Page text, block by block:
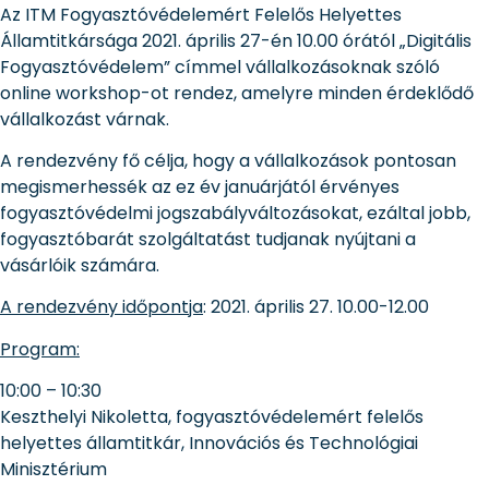
Az ITM Fogyasztóvédelemért Felelős Helyettes
Államtitkársága 2021. április 27-én 10.00 órától „Digitális
Fogyasztóvédelem” címmel vállalkozásoknak szóló
online workshop-ot rendez, amelyre minden érdeklődő
vállalkozást várnak.
A rendezvény fő célja, hogy a vállalkozások pontosan
megismerhessék az ez év januárjától érvényes
fogyasztóvédelmi jogszabályváltozásokat, ezáltal jobb,
fogyasztóbarát szolgáltatást tudjanak nyújtani a
vásárlóik számára.
A rendezvény időpontja: 2021. április 27. 10.00-12.00
Program:
10:00 – 10:30
Keszthelyi Nikoletta, fogyasztóvédelemért felelős
helyettes államtitkár, Innovációs és Technológiai
Minisztérium